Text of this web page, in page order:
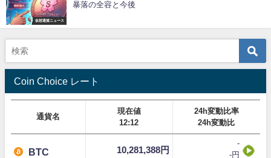
仮想通貨ニュース
暴落の全容と今後
Coin Choice レート
通貨名
現在値
12:12
24h変動比率
24h変動比
BTC 10,281,388円
-
-円